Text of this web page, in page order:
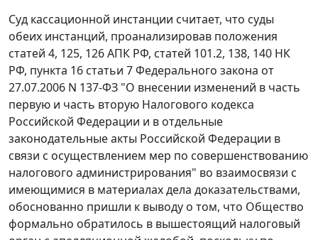
Суд кассационной инстанции считает, что суды
обеих инстанций, проанализировав положения
статей 4, 125, 126АПК РФ, статей 101.2, 138, 140 НК
РФ, пункта 16 статьи 7Федерального закона от
27.07.2006 N 137-ФЗ "О внесении изменений в часть
первую и часть вторую Налогового кодекса
Российской Федерации и в отдельные
законодательные акты Российской Федерации в
связи с осуществлением мер по совершенствованию
налогового администрирования" во взаимосвязи с
имеющимися в материалах дела доказательствами,
обоснованно пришли к выводу о том, что Общество
формально обратилось в вышестоящий налоговый